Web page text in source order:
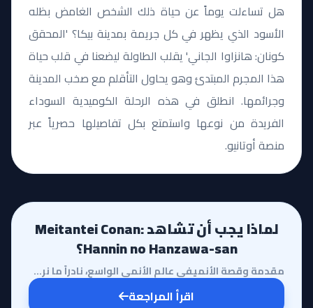
هل تساءلت يوماً عن حياة ذلك الشخص الغامض بظله
الأسود الذي يظهر في كل جريمة بمدينة بيكا؟ 'المحقق
كونان: هانزاوا الجاني' يقلب الطاولة ليضعنا في قلب حياة
هذا المجرم المبتدئ وهو يحاول التأقلم مع صخب المدينة
وجرائمها. انطلق في هذه الرحلة الكوميدية السوداء
الفريدة من نوعها واستمتع بكل تفاصيلها حصرياً عبر
منصة أوتانيو.
لماذا يجب أن تشاهد Meitantei Conan:
Hannin no Hanzawa-san؟
مقدمة وقصة الأنميفي عالم الأنمي الواسع، نادراً ما نرى عملاً يجرؤ على السخرية من أيقونة عالمية مثل 'ا...
اقرأ المراجعة